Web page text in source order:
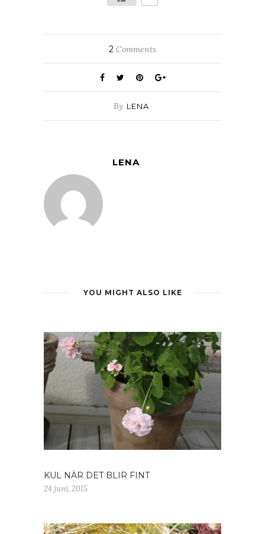
2 Comments
By LENA
LENA
YOU MIGHT ALSO LIKE
KUL NÄR DET BLIR FINT
24 juni, 2015